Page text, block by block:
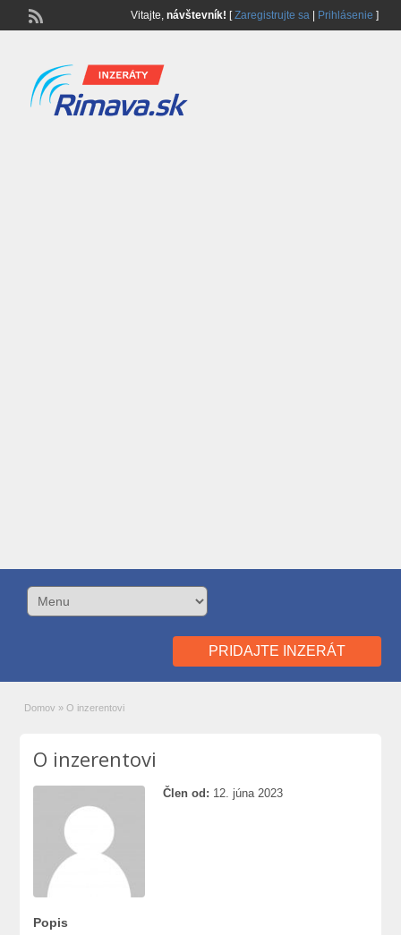
Vitajte, návštevník! [Zaregistrujte sa| Prihlásenie ]
PRIDAJTE INZERÁT
Domov » O inzerentovi
O inzerentovi
Člen od: 12. júna 2023
Popis